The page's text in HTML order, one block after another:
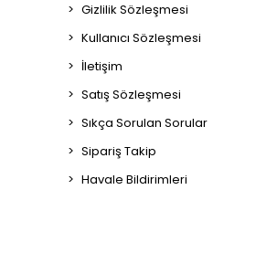
Gizlilik Sözleşmesi
Kullanıcı Sözleşmesi
İletişim
Satış Sözleşmesi
Sıkça Sorulan Sorular
Sipariş Takip
Havale Bildirimleri